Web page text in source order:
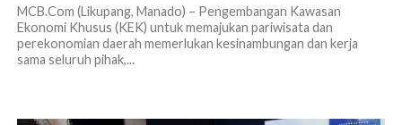
MCB.Com (Likupang, Manado) – Pengembangan Kawasan
Ekonomi Khusus (KEK) untuk memajukan pariwisata dan
perekonomian daerah memerlukan kesinambungan dan kerja
sama seluruh pihak,...